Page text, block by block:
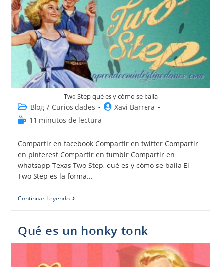
Two Step qué es y cómo se baila
Blog / Curiosidades
Xavi Barrera
11 minutos de lectura
Compartir en facebook Compartir en twitter Compartir
en pinterest Compartir en tumblr Compartir en
whatsapp Texas Two Step, qué es y cómo se baila El
Two Step es la forma…
Continuar Leyendo
Qué es un honky tonk